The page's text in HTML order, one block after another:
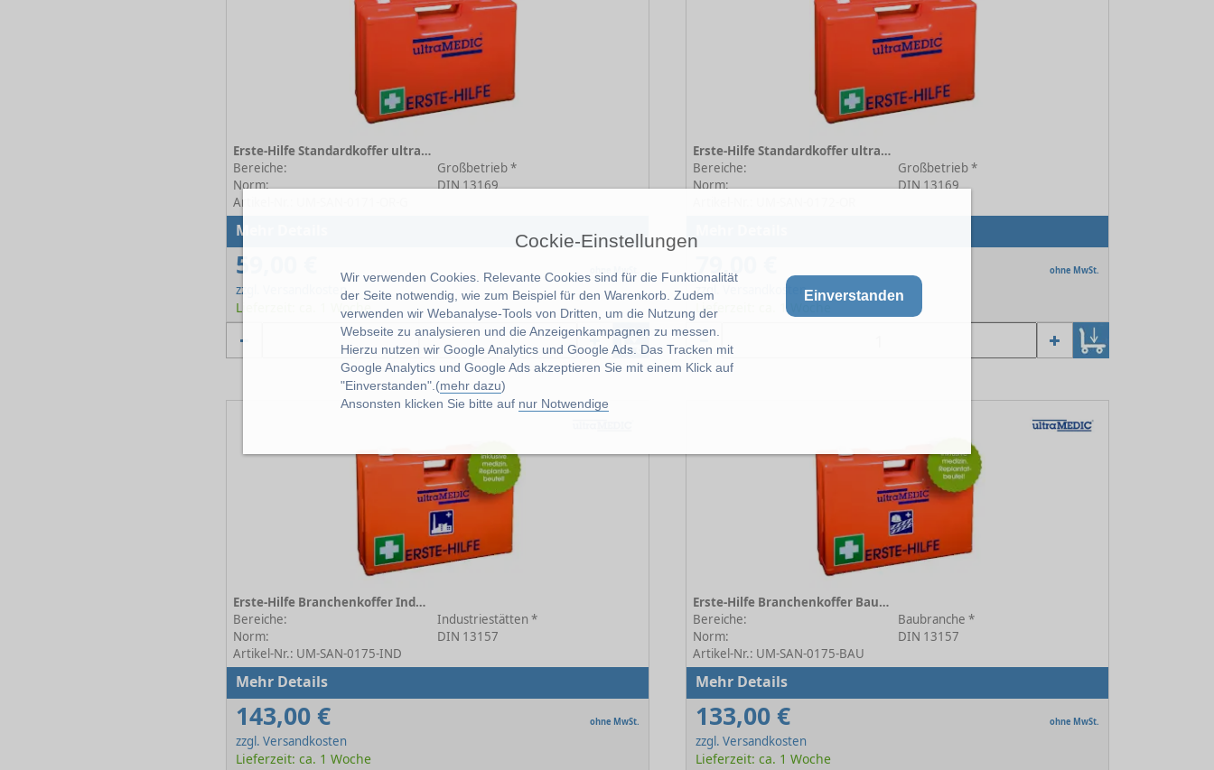
Cockie-Einstellungen
Wir verwenden Cookies. Relevante Cookies sind für die Funktionalität
der Seite notwendig, wie zum Beispiel für den Warenkorb. Zudem
verwenden wir Webanalyse-Tools von Dritten, um die Nutzung der
Webseite zu analysieren und die Anzeigenkampagnen zu messen.
Hierzu nutzen wir Google Analytics und Google Ads. Das Tracken mit
Google Analytics und Google Ads akzeptieren Sie mit einem Klick auf
"Einverstanden".(mehr dazu)
Ansonsten klicken Sie bitte auf nur Notwendige
Einverstanden
Erste-Hilfe Standardkoffer ultraBOX Super II orange
Bereiche:
Großbetrieb *
Norm:
DIN 13169
Artikel-Nr.: UM-SAN-0171-OR-G
Mehr Details
59,00 € ohne MwSt.
zzgl. Versandkosten
Lieferzeit: ca. 1 Woche
Erste-Hilfe Standardkoffer ultraBOX Select orange
Bereiche:
Großbetrieb *
Norm:
DIN 13169
79,00 € ohne MwSt.
zzgl. Versandkosten
Lieferzeit: ca. 1 Woche
Erste-Hilfe Branchenkoffer Industriestätten orange
Bereiche:
Industriestätten *
Norm:
DIN 13157
Artikel-Nr.: UM-SAN-0175-IND
Mehr Details
143,00 € ohne MwSt.
zzgl. Versandkosten
Lieferzeit: ca. 1 Woche
Erste-Hilfe Branchenkoffer Baubranche orange
Bereiche:
Baubranche *
Norm:
DIN 13157
Artikel-Nr.: UM-SAN-0175-BAU
Mehr Details
133,00 € ohne MwSt.
zzgl. Versandkosten
Lieferzeit: ca. 1 Woche